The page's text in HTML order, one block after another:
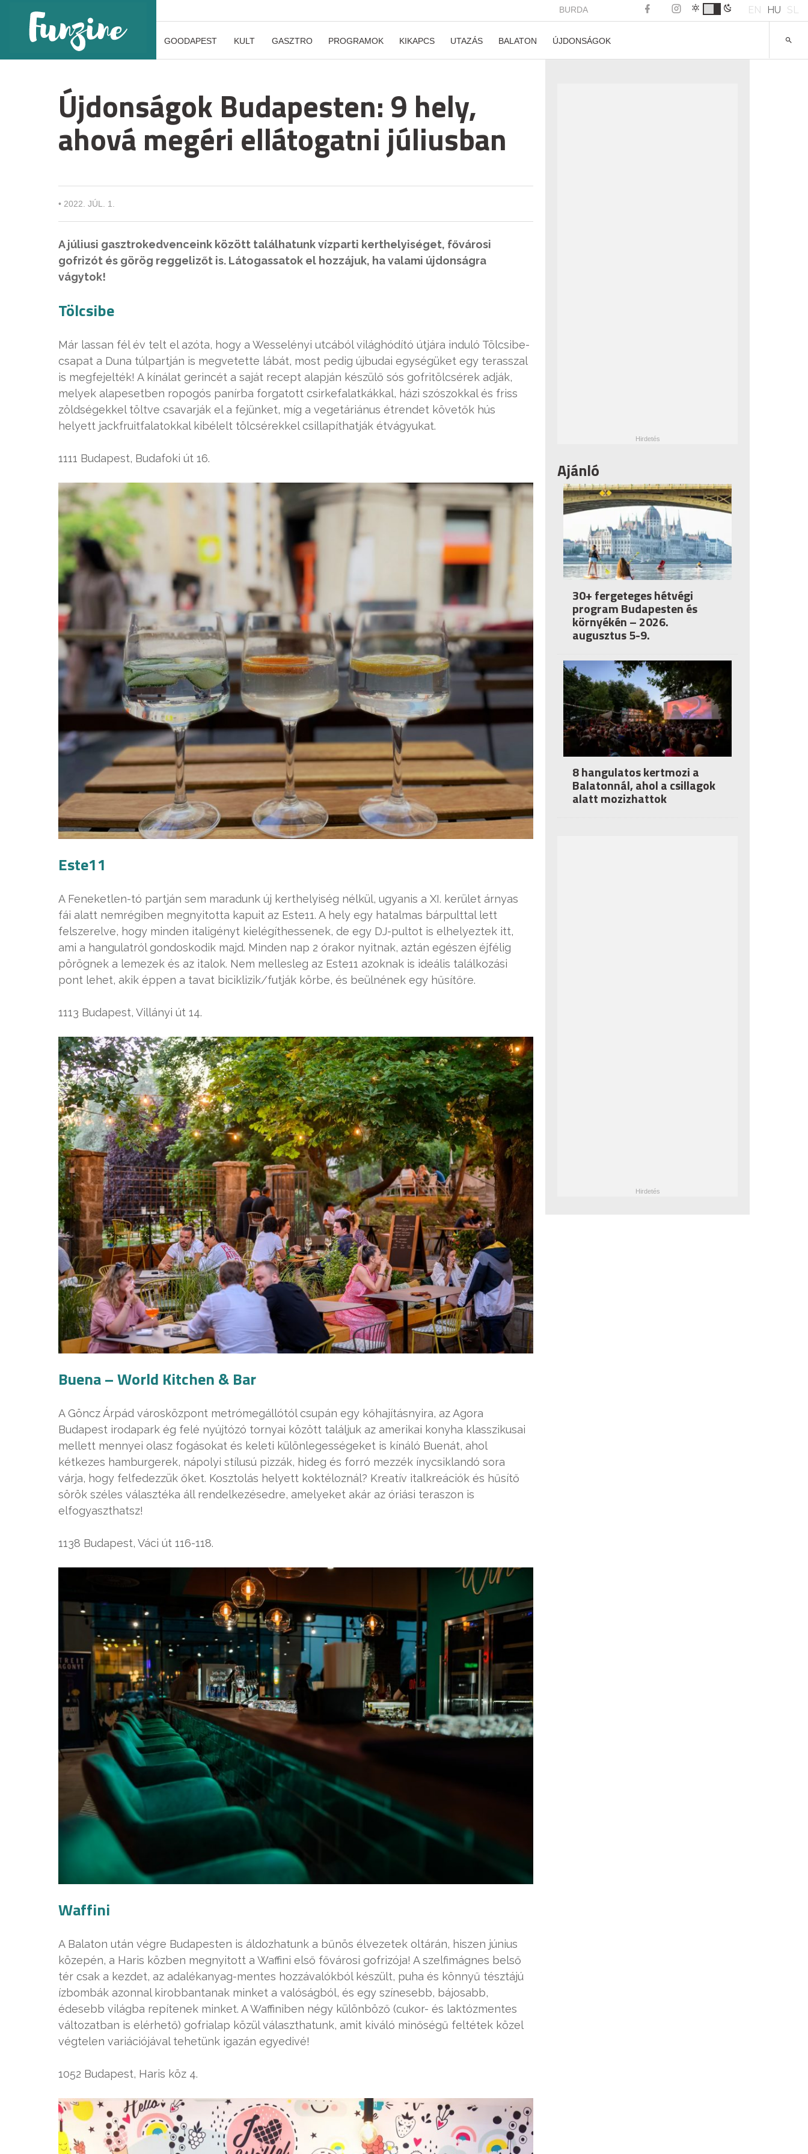
BURDA EN HU SL
GOODAPEST KULT GASZTRO PROGRAMOK KIKAPCS UTAZÁS BALATON ÚJDONSÁGOK
Újdonságok Budapesten: 9 hely,
ahová megéri ellátogatni júliusban
• 2022. JÚL. 1.
A júliusi gasztrokedvenceink között találhatunk vízparti kerthelyiséget, fővárosi
gofrizót és görög reggelizőt is. Látogassatok el hozzájuk, ha valami újdonságra
vágytok!
Tölcsibe
Már lassan fél év telt el azóta, hogy a Wesselényi utcából világhódító útjára induló Tölcsibe-
csapat a Duna túlpartján is megvetette lábát, most pedig újbudai egységüket egy terasszal
is megfejelték! A kínálat gerincét a saját recept alapján készülő sós gofritölcsérek adják,
melyek alapesetben ropogós panírba forgatott csirkefalatkákkal, házi szószokkal és friss
zöldségekkel töltve csavarják el a fejünket, míg a vegetáriánus étrendet követők hús
helyett jackfruitfalatokkal kibélelt tölcsérekkel csillapíthatják étvágyukat.
1111 Budapest, Budafoki út 16.
Este11
A Feneketlen-tó partján sem maradunk új kerthelyiség nélkül, ugyanis a XI. kerület árnyas
fái alatt nemrégiben megnyitotta kapuit az Este11. A hely egy hatalmas bárpulttal lett
felszerelve, hogy minden italigényt kielégíthessenek, de egy DJ-pultot is elhelyeztek itt,
ami a hangulatról gondoskodik majd. Minden nap 2 órakor nyitnak, aztán egészen éjfélig
pörögnek a lemezek és az italok. Nem mellesleg az Este11 azoknak is ideális találkozási
pont lehet, akik éppen a tavat biciklizik/futják körbe, és beülnének egy hűsítőre.
1113 Budapest, Villányi út 14.
Buena – World Kitchen & Bar
A Göncz Árpád városközpont metrómegállótól csupán egy kőhajításnyira, az Agora
Budapest irodapark ég felé nyújtózó tornyai között találjuk az amerikai konyha klasszikusai
mellett mennyei olasz fogásokat és keleti különlegességeket is kínáló Buenát, ahol
kétkezes hamburgerek, nápolyi stílusú pizzák, hideg és forró mezzék ínycsiklandó sora
várja, hogy felfedezzük őket. Kosztolás helyett koktéloznál? Kreatív italkreációk és hűsítő
sörök széles választéka áll rendelkezésedre, amelyeket akár az óriási teraszon is
elfogyaszthatsz!
1138 Budapest, Váci út 116-118.
Waffini
A Balaton után végre Budapesten is áldozhatunk a bűnös élvezetek oltárán, hiszen június
közepén, a Haris közben megnyitott a Waffini első fővárosi gofrizója! A szelfimágnes belső
tér csak a kezdet, az adalékanyag-mentes hozzávalókból készült, puha és könnyű tésztájú
ízbombák azonnal kirobbantanak minket a valóságból, és egy színesebb, bájosabb,
édesebb világba repítenek minket. A Waffiniben négy különböző (cukor- és laktózmentes
változatban is elérhető) gofrialap közül választhatunk, amit kiváló minőségű feltétek közel
végtelen variációjával tehetünk igazán egyedivé!
1052 Budapest, Haris köz 4.
Ajánló
30+ fergeteges hétvégi
program Budapesten és
környékén – 2026.
augusztus 5-9.
8 hangulatos kertmozi a
Balatonnál, ahol a csillagok
alatt mozizhattok